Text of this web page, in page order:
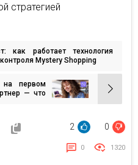
стратегией
как работает технология
Mystery Shopping
на первом
— что
2 0
0 1320